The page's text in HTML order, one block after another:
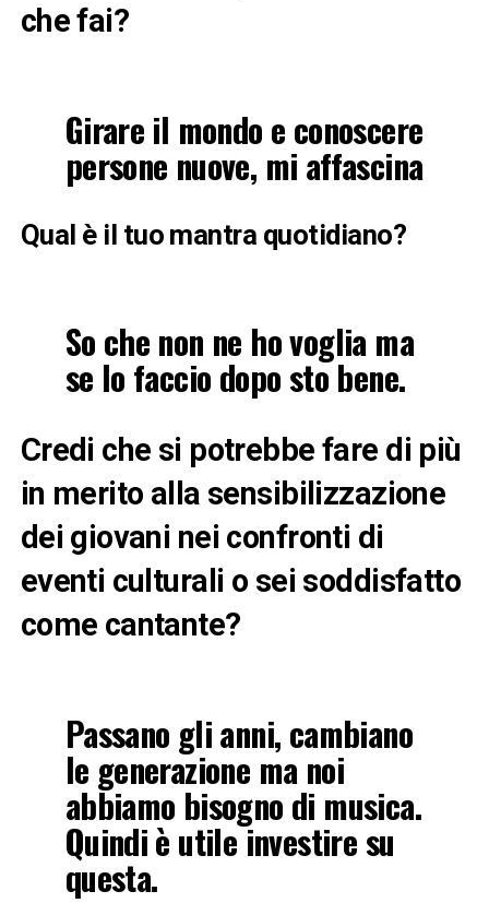
che fai?
Girare il mondo e conoscere
persone nuove, mi affascina
Qual è il tuo mantra quotidiano?
So che non ne ho voglia ma
se lo faccio dopo sto bene.
Credi che si potrebbe fare di più
in merito alla sensibilizzazione
dei giovani nei confronti di
eventi culturali o sei soddisfatto
come cantante?
Passano gli anni, cambiano
le generazione ma noi
abbiamo bisogno di musica.
Quindi è utile investire su
questa.